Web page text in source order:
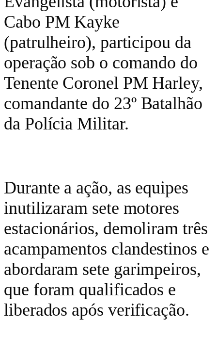
Cabo PM Kayke
(patrulheiro), participou da
operação sob o comando do
Tenente Coronel PM Harley,
comandante do 23º Batalhão
da Polícia Militar.
Durante a ação, as equipes
inutilizaram sete motores
estacionários, demoliram três
acampamentos clandestinos e
abordaram sete garimpeiros,
que foram qualificados e
liberados após verificação.